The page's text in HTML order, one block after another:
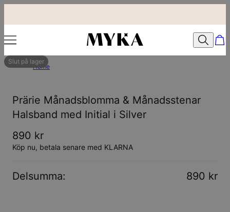
Slut på lager
Home
Prärie Månadsblomma & Månadsstenar
Halsband med Initial i Silver
890 kr
Köp nu, betala senare med KLARNA
Delsumma: 890 kr